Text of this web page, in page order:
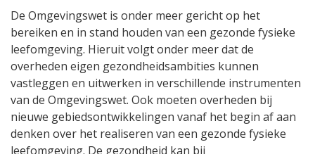
De Omgevingswet is onder meer gericht op het
bereiken en in stand houden van een gezonde fysieke
leefomgeving. Hieruit volgt onder meer dat de
overheden eigen gezondheidsambities kunnen
vastleggen en uitwerken in verschillende instrumenten
van de Omgevingswet. Ook moeten overheden bij
nieuwe gebiedsontwikkelingen vanaf het begin af aan
denken over het realiseren van een gezonde fysieke
leefomgeving. De gezondheid kan bij